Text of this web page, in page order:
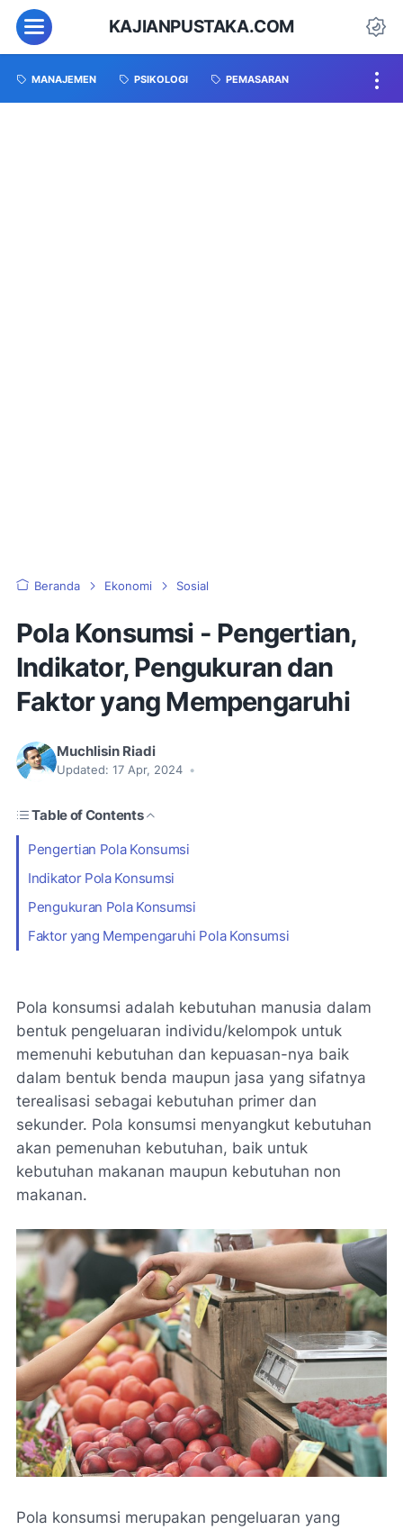
KAJIANPUSTAKA.COM
MANAJEMEN PSIKOLOGI PEMASARAN
Beranda Ekonomi Sosial
Pola Konsumsi - Pengertian,
Indikator, Pengukuran dan
Faktor yang Mempengaruhi
Muchlisin Riadi
Updated: 17 Apr, 2024 •
Table of Contents
Pengertian Pola Konsumsi
Indikator Pola Konsumsi
Pengukuran Pola Konsumsi
Faktor yang Mempengaruhi Pola Konsumsi
Pola konsumsi adalah kebutuhan manusia dalam
bentuk pengeluaran individu/kelompok untuk
memenuhi kebutuhan dan kepuasan-nya baik
dalam bentuk benda maupun jasa yang sifatnya
terealisasi sebagai kebutuhan primer dan
sekunder. Pola konsumsi menyangkut kebutuhan
akan pemenuhan kebutuhan, baik untuk
kebutuhan makanan maupun kebutuhan non
makanan.
Pola konsumsi merupakan pengeluaran yang